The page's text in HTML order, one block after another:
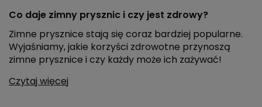
Co daje zimny prysznic i czy jest zdrowy?
Zimne prysznice stają się coraz bardziej popularne.
Wyjaśniamy, jakie korzyści zdrowotne przynoszą
zimne prysznice i czy każdy może ich zażywać!
Czytaj więcej